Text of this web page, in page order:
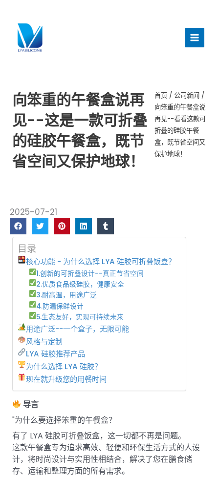
菜
向笨重的午餐盒说再
见--这是一款可折叠
的硅胶午餐盒，既节
省空间又保护地球！
首页 / 公司新闻 /
向笨重的午餐盒说
再见--看看这款可
折叠的硅胶午餐
盒，既节省空间又
保护地球！
2025-07-21
目录
核心功能 - 为什么选择 LYA 硅胶可折叠饭盒？
1.创新的可折叠设计--真正节省空间
2.优质食品级硅胶，健康安全
3.耐高温，用途广泛
4.防漏保鲜设计
5.生态友好，实现可持续未来
用途广泛--一个盒子，无限可能
风格与定制
LYA 硅胶推荐产品
为什么选择 LYA 硅胶？
现在就升级您的用餐时间
导言
"为什么要选择笨重的午餐盒？
有了 LYA 硅胶可折叠饭盒，这一切都不再是问题。
这款午餐盒专为追求高效、轻便和环保生活方式的人设
计，将时尚设计与实用性相结合，解决了您在膳食储
存、运输和整理方面的所有需求。